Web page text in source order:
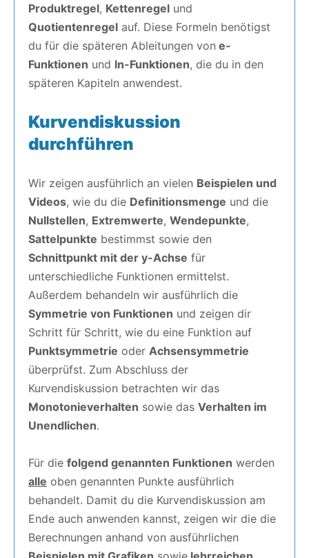
Produktregel, Kettenregel und
Quotientenregel auf. Diese Formeln benötigst
du für die späteren Ableitungen von e-
Funktionen und ln-Funktionen, die du in den
späteren Kapiteln anwendest.
Kurvendiskussion
durchführen
Wir zeigen ausführlich an vielen Beispielen und
Videos, wie du die Definitionsmenge und die
Nullstellen, Extremwerte, Wendepunkte,
Sattelpunkte bestimmst sowie den
Schnittpunkt mit der y-Achse für
unterschiedliche Funktionen ermittelst.
Außerdem behandeln wir ausführlich die
Symmetrie von Funktionen und zeigen dir
Schritt für Schritt, wie du eine Funktion auf
Punktsymmetrie oder Achsensymmetrie
überprüfst. Zum Abschluss der
Kurvendiskussion betrachten wir das
Monotonieverhalten sowie das Verhalten im
Unendlichen.
Für die folgend genannten Funktionen werden
alle oben genannten Punkte ausführlich
behandelt. Damit du die Kurvendiskussion am
Ende auch anwenden kannst, zeigen wir die die
Berechnungen anhand von ausführlichen